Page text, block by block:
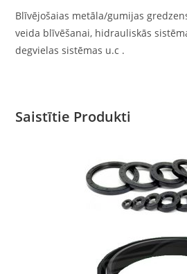
Blīvējošaias metāla/gumijas
veida blīvēšanai, hidrauliskās
degvielas sistēmas u.c .
Saistītie Produkti